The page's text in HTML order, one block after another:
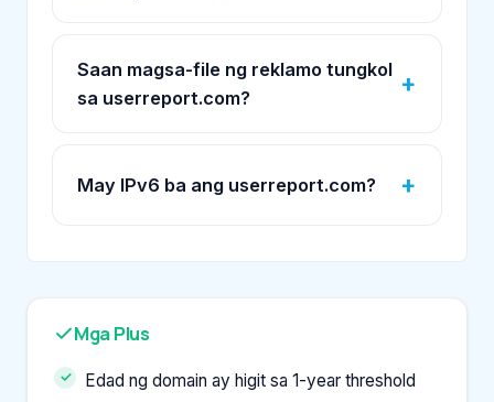
Saan magsa-file ng reklamo tungkol
sa userreport.com?
May IPv6 ba ang userreport.com?
Mga Plus
Edad ng domain ay higit sa 1-year threshold